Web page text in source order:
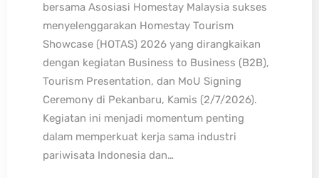
bersama Asosiasi Homestay Malaysia sukses
menyelenggarakan Homestay Tourism
Showcase (HOTAS) 2026 yang dirangkaikan
dengan kegiatan Business to Business (B2B),
Tourism Presentation, dan MoU Signing
Ceremony di Pekanbaru, Kamis (2/7/2026).
Kegiatan ini menjadi momentum penting
dalam memperkuat kerja sama industri
pariwisata Indonesia dan…